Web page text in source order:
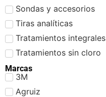
Sondas y accesorios
Tiras analíticas
Tratamientos integrales
Tratamientos sin cloro
Marcas
3M
Agruiz